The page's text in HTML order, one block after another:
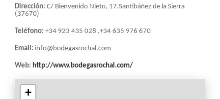
LA
NAVEGACIÓN
Dirección: C/ Bienvenido Nieto, 17.Santibáñez de la Sierra
(37670)
Teléfono: +34 923 435 028 ,+34 635 976 670
Email: info@bodegasrochal.com
Web: http://www.bodegasrochal.com/
+